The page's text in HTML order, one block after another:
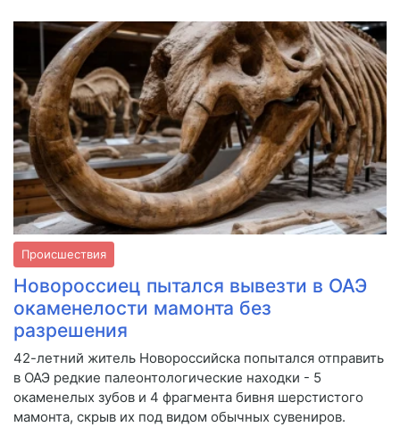
Происшествия
Новороссиец пытался вывезти в ОАЭ
окаменелости мамонта без
разрешения
42-летний житель Новороссийска попытался отправить
в ОАЭ редкие палеонтологические находки - 5
окаменелых зубов и 4 фрагмента бивня шерстистого
мамонта, скрыв их под видом обычных сувениров.